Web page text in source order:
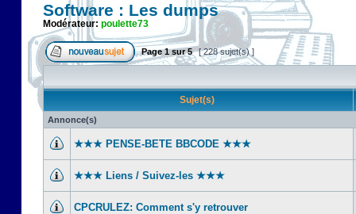
Software : Les dumps
Modérateur: poulette73
Page1sur5 [ 228 sujet(s) ]
Sujet(s)
Annonce(s)
★★★ PENSE-BETE BBCODE ★★★
★★★ Liens / Suivez-les ★★★
CPCRULEZ: Comment s'y retrouver‎